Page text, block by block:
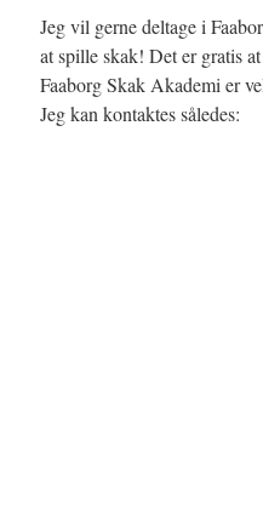
Jeg vil gerne deltage i
at spille skak! Det er gratis
Faaborg Skak Akademi er
Jeg kan kontaktes således: